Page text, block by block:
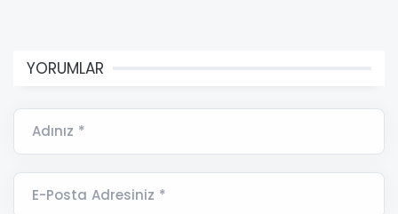
YORUMLAR
Adınız *
E-Posta Adresiniz *